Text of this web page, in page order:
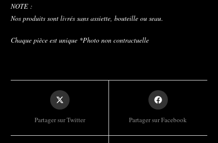
NOTE :
Nos produits sont livrés sans assiette, bouteille ou seau.
Chaque pièce est unique *Photo non contractuelle
Opens
in
new
window
Partager sur Twitter
Opens
in
new
window
Partager sur Facebook